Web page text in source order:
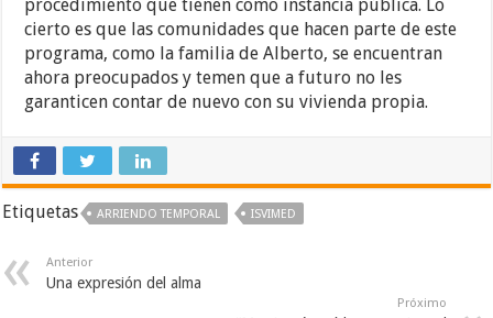
procedimiento que tienen como instancia pública. Lo
cierto es que las comunidades que hacen parte de este
programa, como la familia de Alberto, se encuentran
ahora preocupados y temen que a futuro no les
garanticen contar de nuevo con su vivienda propia.
Etiquetas ARRIENDO TEMPORAL ISVIMED
Anterior
Una expresión del alma
Próximo